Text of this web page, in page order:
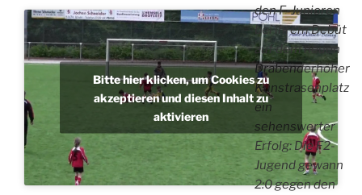
den F-Junioren
bei ihrem Debüt
auf dem neuen
Drabenderhöher
Kunstrasenplatz
ein
sehenswerter
Erfolg: Die F2-
Jugend gewann
2:0 gegen den
Bitte hier klicken, um Cookies zu
akzeptieren und diesen Inhalt zu
aktivieren